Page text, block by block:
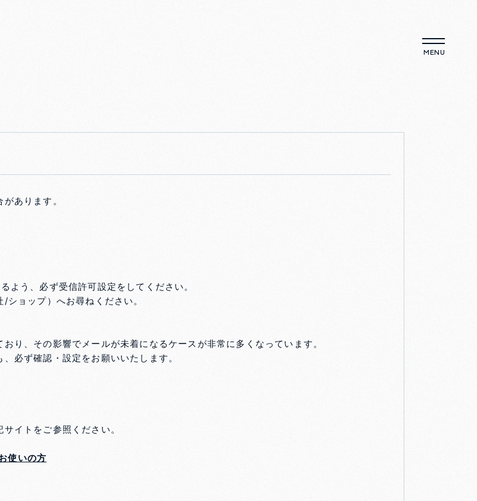
あります。
よう、必ず受信許可設定をしてください。
ョップ）へお尋ねください。
り、その影響でメールが未着になるケースが非常に多くなっています。
必ず確認・設定をお願いいたします。
イトをご参照ください。
使いの方